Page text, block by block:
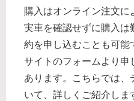
購入はオンライン注文に
実車を確認せずに購入は
約を申し込むことも可能
サイトのフォームより申
あります。こちらでは
いて、詳しくご紹介しま